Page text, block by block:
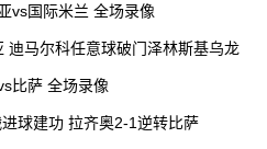
vs国际米兰 全场录像
迪马尔科任意球破门泽林斯基乌龙
比萨 全场录像
球建功 拉齐奥2-1逆转比萨